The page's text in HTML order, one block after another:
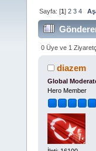
Sayfa: [1]2 3 4
0 Üye ve 1
diazem
Global
Hero Member